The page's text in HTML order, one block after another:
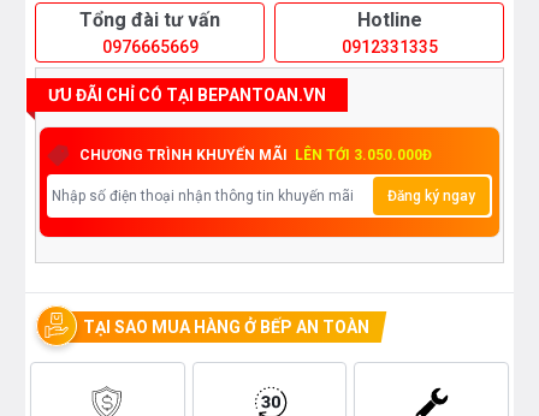
Tổng đài tư vấn
0976665669
Hotline
0912331335
ƯU ĐÃI CHỈ CÓ TẠI BEPANTOAN.VN
CHƯƠNG TRÌNH KHUYẾN MÃI LÊN TỚI 3.050.000Đ
Đăng ký ngay
TẠI SAO MUA HÀNG Ở BẾP AN TOÀN